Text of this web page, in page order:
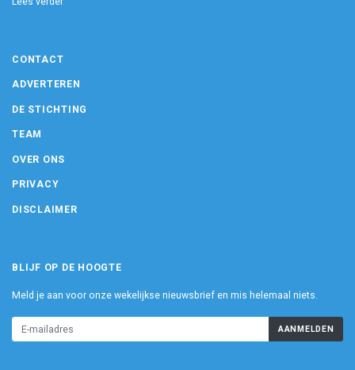
CONTACT
ADVERTEREN
DE STICHTING
TEAM
OVER ONS
PRIVACY
DISCLAIMER
BLIJF OP DE HOOGTE
Meld je aan voor onze wekelijkse nieuwsbrief en mis helemaal niets.
AANMELDEN